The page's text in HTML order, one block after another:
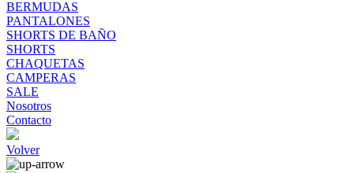
BERMUDAS
PANTALONES
SHORTS DE BAÑO
SHORTS
CHAQUETAS
CAMPERAS
SALE
Nosotros
Contacto
Volver